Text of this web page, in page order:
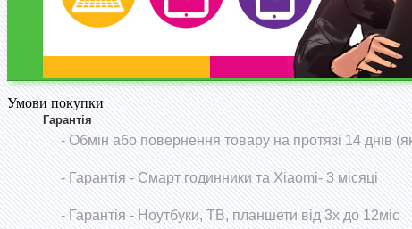
Умови покупки
Гарантія
- Обмін або повернення товару на протязі 14 днів
-Гарантія - Смарт годинники та Xiaomi- 3 місяці
- Гарантія - Ноутбуки, ТВ, планшети від 3х до 12міс